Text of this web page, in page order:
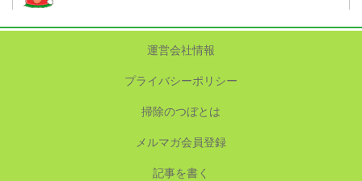
運営会社情報
プライバシーポリシー
掃除のつぼとは
メルマガ会員登録
記事を書く